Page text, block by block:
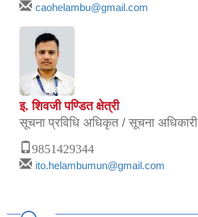
caohelambu@gmail.com
इ. शिवजी पण्डित क्षेत्री
सूचना प्रविधि अधिकृत / सूचना अधिकारी
9851429344
ito.helambumun@gmail.com